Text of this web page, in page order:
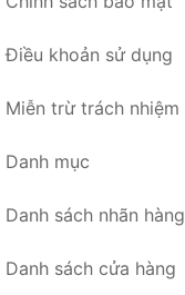
Điều khoản sử dụng
Miễn trừ trách nhiệm
Danh mục
Danh sách nhãn hàng
Danh sách cửa hàng